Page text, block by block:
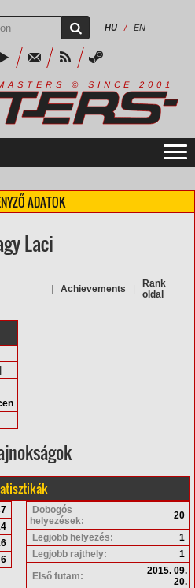
HU / EN
A S T E R S © S I N C E 2 0 0 1
ADATOK
Laci
Achievements
Rank
oldal
6
Dobogós
helyezések:
20
Legjobb helyezés:
1
Legjobb rajthely:
1
Első futam:
2015. 09.
20.